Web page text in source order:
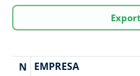
N EMPRESA